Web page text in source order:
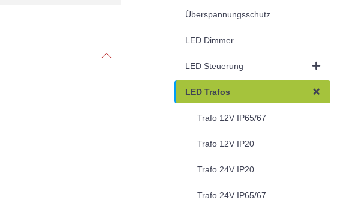
Überspannungsschutz
LED Dimmer
LED Steuerung
LED Trafos
Trafo 12V IP65/67
Trafo 12V IP20
Trafo 24V IP20
Trafo 24V IP65/67